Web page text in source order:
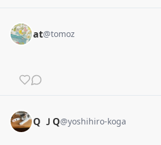
at@tomoz
Q ＪQ@yoshihiro-koga